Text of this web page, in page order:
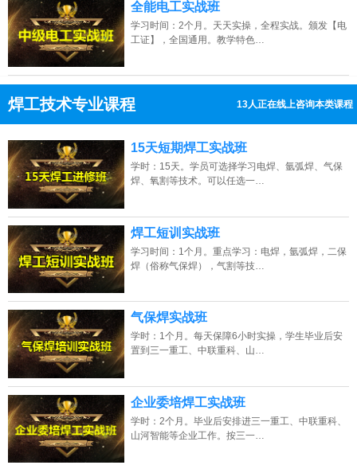
全能电工实战班
学习时间：2个月。天天实操，全程实战。颁发【电
工证】，全国通用。教学特色…
焊工技术专业课程 13人正在线上咨询本类课程
点击免费咨询电话：13807313137
15天短期焊工实战班
学时：15天。学员可选择学习电焊、氩弧焊、气保
焊、氧割等技术。可以任选一…
焊工短训实战班
学习时间：1个月。重点学习：电焊，氩弧焊，二保
焊（俗称气保焊），气割等技…
气保焊实战班
学时：1个月。每天保障6小时实操，学生毕业后安
置到三一重工、中联重科、山…
企业委培焊工实战班
学时：2个月。毕业后安排进三一重工、中联重科、
山河智能等企业工作。按三一…